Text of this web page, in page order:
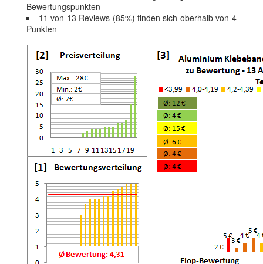
Bewertungspunkten
11 von 13 Reviews (85%) finden sich oberhalb von 4
Punkten